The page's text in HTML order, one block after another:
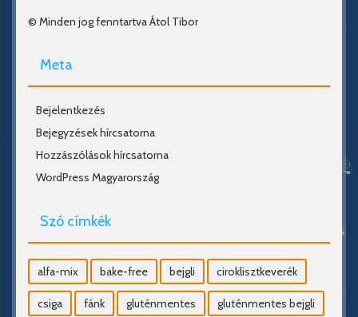
© Minden jog fenntartva Átol Tibor
Meta
Bejelentkezés
Bejegyzések hírcsatorna
Hozzászólások hírcsatorna
WordPress Magyarország
Szó címkék
alfa-mix bake-free bejgli ciroklisztkeverék
csiga fánk gluténmentes gluténmentes bejgli